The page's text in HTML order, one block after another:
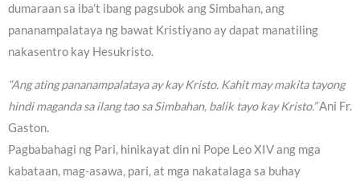
dumaraan sa iba’t ibang pagsubok ang Simbahan, ang
pananampalataya ng bawat Kristiyano ay dapat manatiling
nakasentro kay Hesukristo.
“Ang ating pananampalataya ay kay Kristo. Kahit may makita tayong
hindi maganda sa ilang tao sa Simbahan, balik tayo kay Kristo.”Ani Fr.
Gaston.
Pagbabahagi ng Pari, hinikayat din ni Pope Leo XIV ang mga
kabataan, mag-asawa, pari, at mga nakatalaga sa buhay